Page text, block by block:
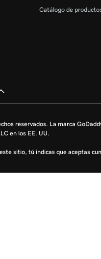
Catálogo de
reservados. La marca
en los EE. UU.
sitio, tú indicas que aceptas